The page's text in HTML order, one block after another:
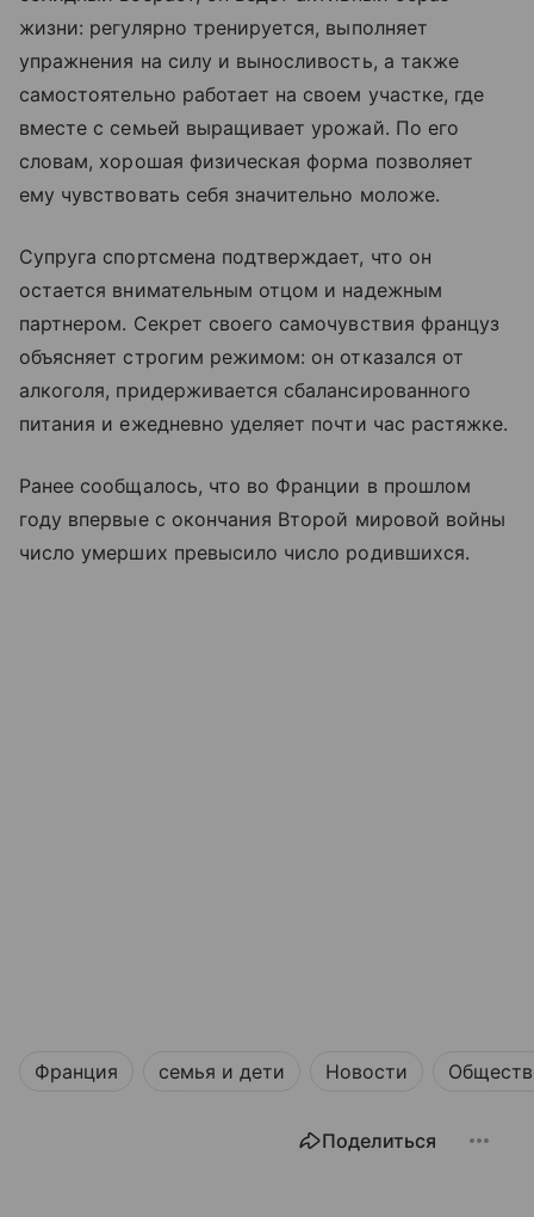
жизни: регулярно тренируется, выполняет
упражнения на силу и выносливость, а также
самостоятельно работает на своем участке, где
вместе с семьей выращивает урожай. По его
словам, хорошая физическая форма позволяет
ему чувствовать себя значительно моложе.
Супруга спортсмена подтверждает, что он
остается внимательным отцом и надежным
партнером. Секрет своего самочувствия француз
объясняет строгим режимом: он отказался от
алкоголя, придерживается сбалансированного
питания и ежедневно уделяет почти час растяжке.
Ранее сообщалось, что во Франции в прошлом
году впервые с окончания Второй мировой войны
число умерших превысило число родившихся.
Франция семья и дети Новости
Поделиться